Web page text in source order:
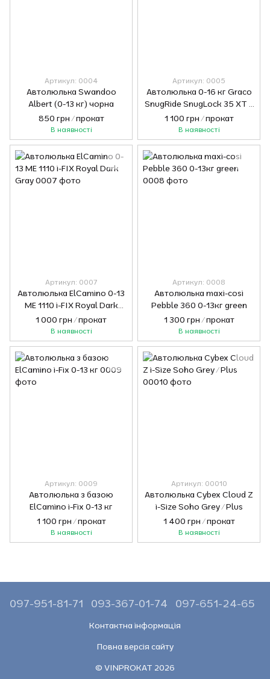
Артикул: 0004
Автолюлька Swandoo
Albert (0-13 кг) чорна
850 грн / прокат
В наявності
Артикул: 0005
Автолюлька 0-16 кг Graco
SnugRide SnugLock 35 XT з
базою
1 100 грн / прокат
В наявності
Артикул: 0007
Автолюлька ElCamino 0-13
ME 1110 i-FIX Royal Dark
Gray
1 000 грн / прокат
В наявності
Артикул: 0008
Автолюлька maxi-cosi
Pebble 360 0-13кг green
1 300 грн / прокат
В наявності
Артикул: 0009
Автолюлька з базою
ElCamino i-Fix 0-13 кг
1 100 грн / прокат
В наявності
Артикул: 00010
Автолюлька Cybex Cloud Z
i-Size Soho Grey / Plus
1 400 грн / прокат
В наявності
097-951-81-71 093-367-01-74 097-651-24-65
Контактна інформація
Повна версія сайту
© VINPROKAT 2026